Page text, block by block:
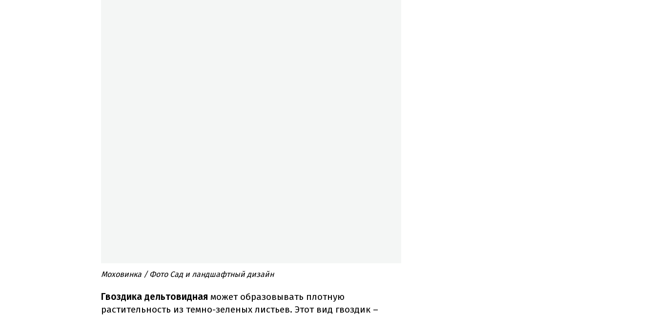
Моховинка / Фото Сад и ландшафтный дизайн
Гвоздика дельтовидная может образовывать плотную
растительность из темно-зеленых листьев. Этот вид гвоздик –